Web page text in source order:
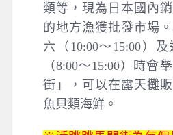
類等，現為日本國內
的地方漁獲批發市場
六（10:00～15:00）
（8:00～15:00）時會
街」，可以在露天攤
魚貝類海鮮。